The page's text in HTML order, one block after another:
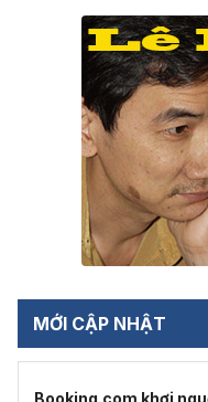
MỚI CẬP NHẬT
Booking.com khơi